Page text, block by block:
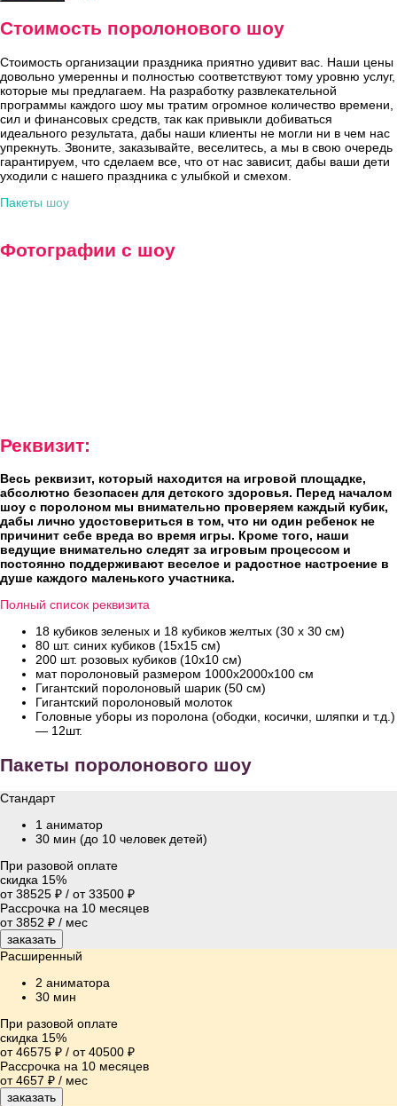
Стоимость поролонового шоу
Стоимость организации праздника приятно удивит вас. Наши цены
довольно умеренны и полностью соответствуют тому уровню услуг,
которые мы предлагаем. На разработку развлекательной
программы каждого шоу мы тратим огромное количество времени,
сил и финансовых средств, так как привыкли добиваться
идеального результата, дабы наши клиенты не могли ни в чем нас
упрекнуть. Звоните, заказывайте, веселитесь, а мы в свою очередь
гарантируем, что сделаем все, что от нас зависит, дабы ваши дети
уходили с нашего праздника с улыбкой и смехом.
Пакеты шоу
Фотографии с шоу
Реквизит:
Весь реквизит, который находится на игровой площадке,
абсолютно безопасен для детского здоровья. Перед началом
шоу с поролоном мы внимательно проверяем каждый кубик,
дабы лично удостовериться в том, что ни один ребенок не
причинит себе вреда во время игры. Кроме того, наши
ведущие внимательно следят за игровым процессом и
постоянно поддерживают веселое и радостное настроение в
душе каждого маленького участника.
Полный список реквизита
18 кубиков зеленых и 18 кубиков желтых (30 х 30 см)
80 шт. синих кубиков (15х15 см)
200 шт. розовых кубиков (10х10 см)
мат поролоновый размером 1000х2000х100 см
Гигантский поролоновый шарик (50 см)
Гигантский поролоновый молоток
Головные уборы из поролона (ободки, косички, шляпки и т.д.)
— 12шт.
Пакеты поролонового шоу
Стандарт
1 аниматор
30 мин (до 10 человек детей)
При разовой оплате
скидка 15%
от 38525 ₽ / от 33500 ₽
Рассрочка на 10 месяцев
от 3852 ₽ / мес
заказать
Расширенный
2 аниматора
30 мин
При разовой оплате
скидка 15%
от 46575 ₽ / от 40500 ₽
Рассрочка на 10 месяцев
от 4657 ₽ / мес
заказать